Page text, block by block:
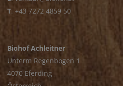
T. +43 7272 4859 50
Biohof Achleitner
Unterm Regenbogen 1
4070 Eferding